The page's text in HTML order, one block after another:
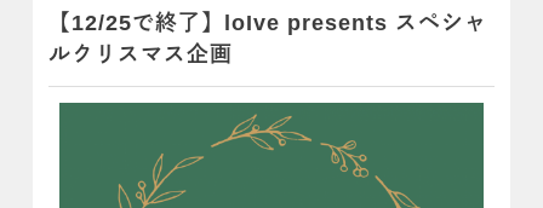
【12/25で終了】loIve presents スペシャ
ルクリスマス企画